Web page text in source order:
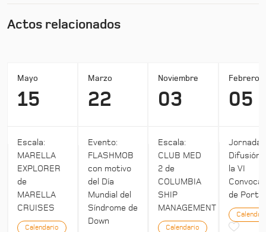
Actos relacionados
Mayo
15
Escala:
MARELLA
EXPLORER
de
MARELLA
CRUISES
Calendario
Marzo
22
Evento:
FLASHMOB
con motivo
del Día
Mundial del
Síndrome de
Down
Noviembre
03
Escala:
CLUB MED
2 de
COLUMBIA
SHIP
MANAGEMENT
Calendario
Febrero
05
Jornada:
Difusión
la VI
de Ports